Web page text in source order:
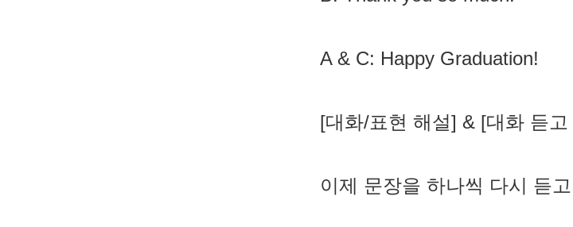
A & C: Happy Graduation!
[대화/표현 해설] & [대화 듣
이제 문장을 하나씩 다시 듣